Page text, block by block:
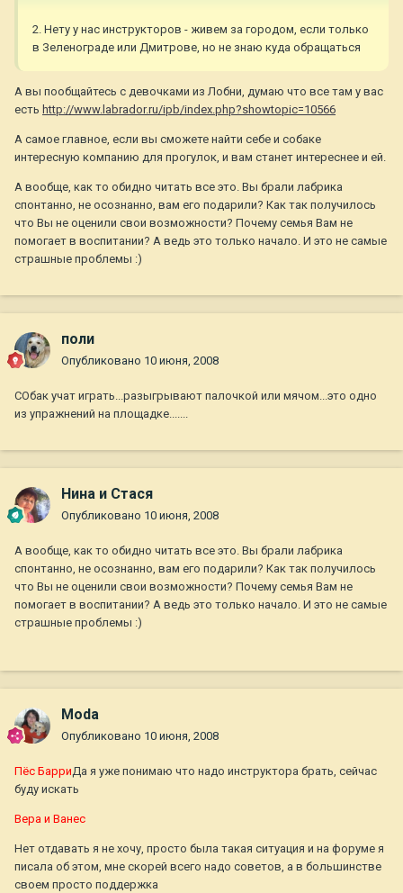
2. Нету у нас инструкторов - живем за городом, если только
в Зеленограде или Дмитрове, но не знаю куда обращаться
А вы пообщайтесь с девочками из Лобни, думаю что все там у вас
есть http://www.labrador.ru/ipb/index.php?showtopic=10566
А самое главное, если вы сможете найти себе и собаке
интересную компанию для прогулок, и вам станет интереснее и ей.
А вообще, как то обидно читать все это. Вы брали лабрика
спонтанно, не осознанно, вам его подарили? Как так получилось
что Вы не оценили свои возможности? Почему семья Вам не
помогает в воспитании? А ведь это только начало. И это не самые
страшные проблемы :)
поли
Опубликовано 10 июня, 2008
СОбак учат играть...разыгрывают палочкой или мячом...это одно
из упражнений на площадке.......
Нина и Стася
Опубликовано 10 июня, 2008
А вообще, как то обидно читать все это. Вы брали лабрика
спонтанно, не осознанно, вам его подарили? Как так получилось
что Вы не оценили свои возможности? Почему семья Вам не
помогает в воспитании? А ведь это только начало. И это не самые
страшные проблемы :)
Moda
Опубликовано 10 июня, 2008
Пёс БарриДа я уже понимаю что надо инструктора брать, сейчас
буду искать
Вера и Ванес
Нет отдавать я не хочу, просто была такая ситуация и на форуме я
писала об этом, мне скорей всего надо советов, а в большинстве
своем просто поддержка